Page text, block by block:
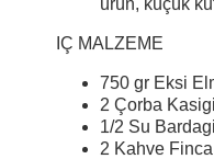
ürün, küçük
IÇ MALZEME
750 gr Eksi
2 Çorba
1/2 Su
2 Kahve